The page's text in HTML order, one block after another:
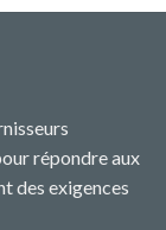
répondre aux
des exigences